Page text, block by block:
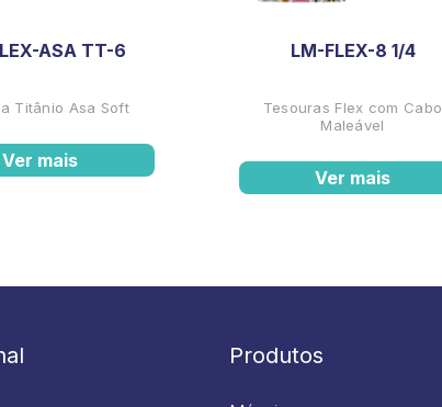
ASA TT-6
Titânio Asa Soft
Ver mais
LM-FLEX-8 1/4
Tesouras Flex com Cabo
Maleável
Ver mais
Produtos